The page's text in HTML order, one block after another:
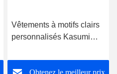
Vêtements à motifs clairs
personnalisés Kasumi